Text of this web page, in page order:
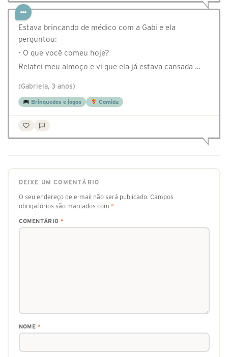
Estava brincando de médico com a Gabi e ela
perguntou:
- O que você comeu hoje?
Relatei meu almoço e vi que ela já estava cansada …
(Gabriela, 3 anos)
Brinquedos e jogos Comida
DEIXE UM COMENTÁRIO
O seu endereço de e-mail não será publicado. Campos
obrigatórios são marcados com *
COMENTÁRIO *
NOME *